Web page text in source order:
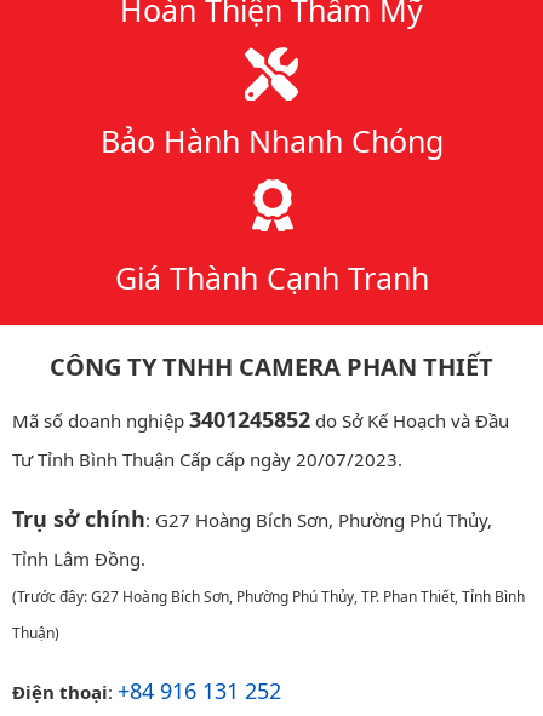
Hoàn Thiện Thẩm Mỹ
Bảo Hành Nhanh Chóng
Giá Thành Cạnh Tranh
CÔNG TY TNHH CAMERA PHAN THIẾT
Mã số doanh nghiệp 3401245852 do Sở Kế Hoạch và Đầu
Tư Tỉnh Bình Thuận Cấp cấp ngày 20/07/2023.
Trụ sở chính: G27 Hoàng Bích Sơn, Phường Phú Thủy,
Tỉnh Lâm Đồng.
(Trước đây: G27 Hoàng Bích Sơn, Phường Phú Thủy, TP. Phan Thiết, Tỉnh Bình
Thuận)
Điện thoại: +84 916 131 252